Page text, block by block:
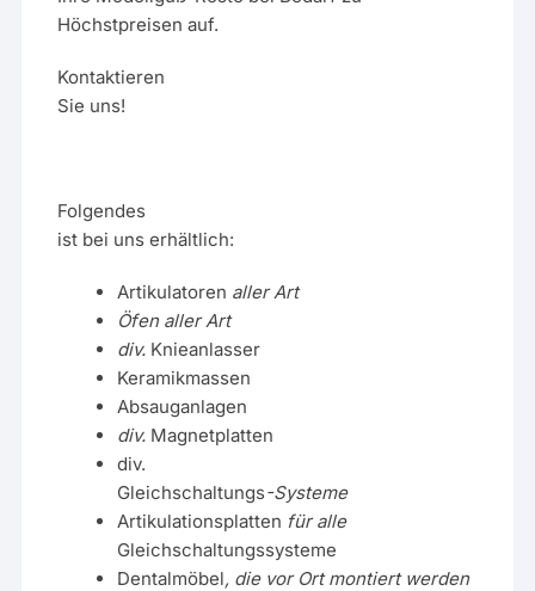
Höchstpreisen auf.
Kontaktieren
Sie uns!
Folgendes
ist bei uns erhältlich:
Artikulatoren aller Art
Öfen aller Art
div. Knieanlasser
Keramikmassen
Absauganlagen
div. Magnetplatten
div.
Gleichschaltungs-Systeme
Artikulationsplatten für alle
Gleichschaltungssysteme
Dentalmöbel, die vor Ort montiert werden